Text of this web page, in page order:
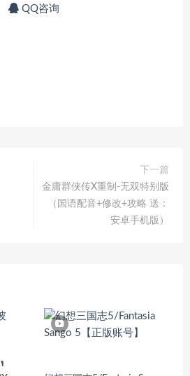
QQ咨询
下一篇
金庸群侠传X重制-无双特别版
（国语配音+修改+攻略 送：
安卓手机版）